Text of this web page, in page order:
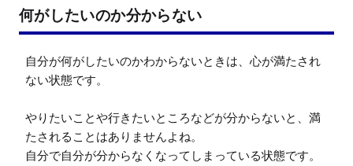
何がしたいのか分からない
自分が何がしたいのかわからないときは、心が満たされ
ない状態です。
やりたいことや行きたいところなどが分からないと、満
たされることはありませんよね。
自分で自分が分からなくなってしまっている状態です。